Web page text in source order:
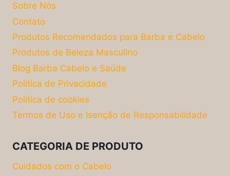
Sobre Nós
Contato
Produtos Recomendados para Barba e Cabelo
Produtos de Beleza Masculino
Blog Barba Cabelo e Saúde
Política de Privacidade
Política de cookies
Termos de Uso e Isenção de Responsabilidade
CATEGORIA DE PRODUTO
Cuidados com o Cabelo